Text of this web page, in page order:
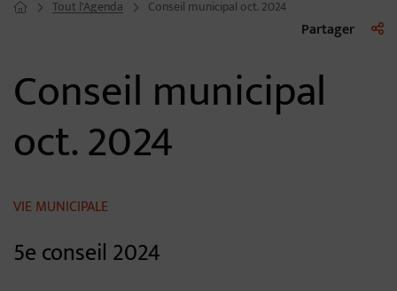
Page d'accueil du site
Tout l'Agenda Conseil municipal oct. 2024
Partager
Conseil municipal
oct. 2024
VIE MUNICIPALE
5e conseil 2024